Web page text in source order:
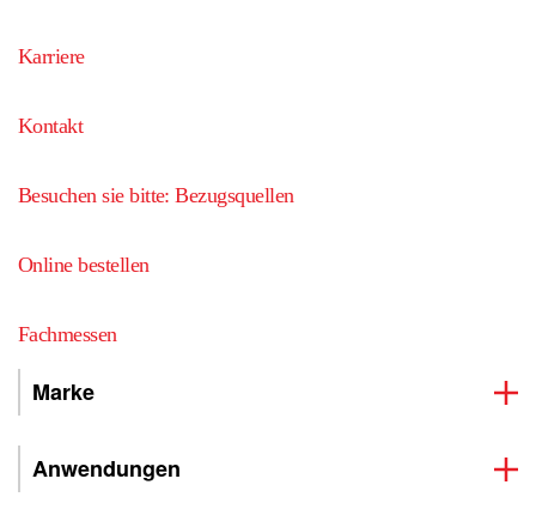
Karriere
Kontakt
Besuchen sie bitte: Bezugsquellen
Online bestellen
Fachmessen
Marke
Anwendungen